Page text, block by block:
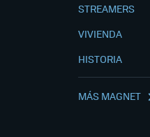
STREAMERS
VIVIENDA
HISTORIA
MÁS MAGNET